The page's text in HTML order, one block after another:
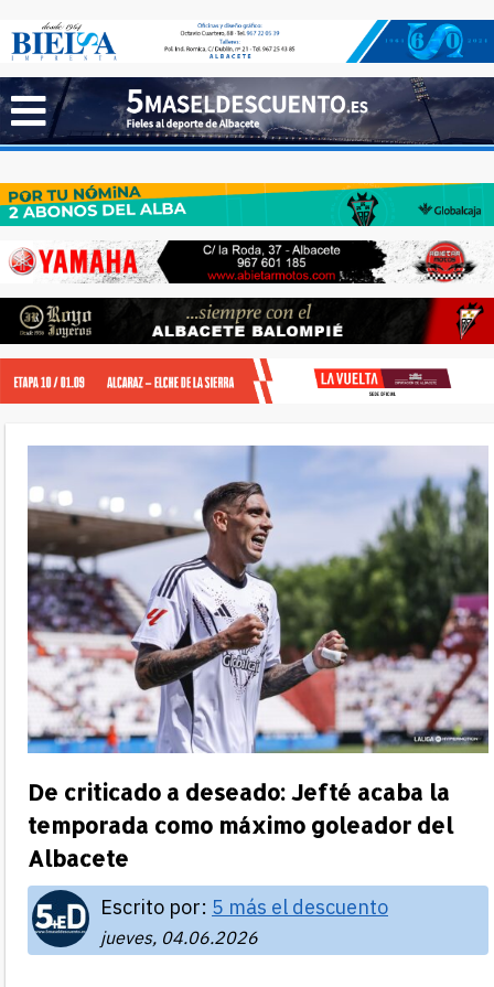
De criticado a deseado: Jefté acaba la
temporada como máximo goleador del
Albacete
Escrito por: 5 más el descuento
jueves, 04.06.2026